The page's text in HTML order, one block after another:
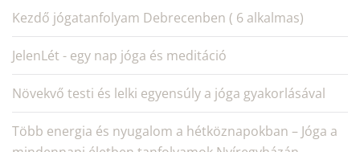
Kezdő jógatanfolyam Debrecenben ( 6 alkalmas)
JelenLét - egy nap jóga és meditáció
Növekvő testi és lelki egyensúly a jóga gyakorlásával
Több energia és nyugalom a hétköznapokban – Jóga a